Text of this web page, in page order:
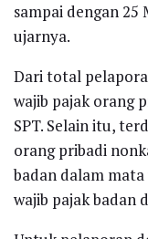
sampai dengan 25
ujarnya.
Dari total
wajib pajak orang
SPT. Selain itu,
orang pribadi
badan dalam
wajib pajak badan